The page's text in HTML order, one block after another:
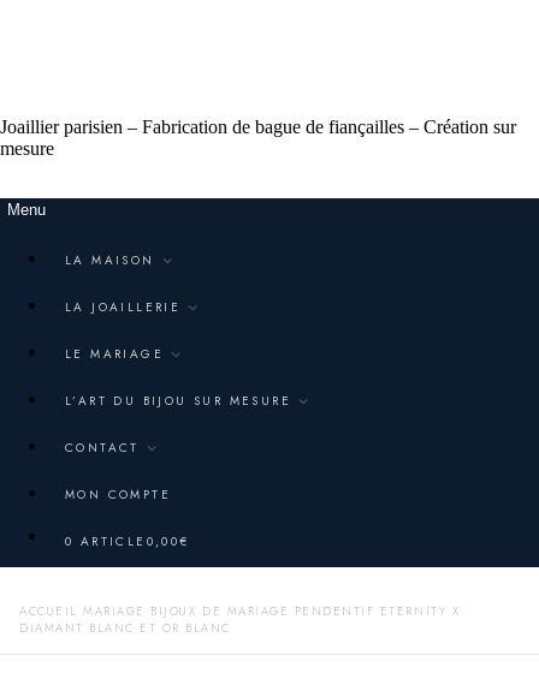
Joaillier parisien – Fabrication de bague de fiançailles – Création sur
mesure
Menu
LA MAISON
LA JOAILLERIE
LE MARIAGE
L’ART DU BIJOU SUR MESURE
CONTACT
MON COMPTE
0 ARTICLE 0,00€
ACCUEIL MARIAGE BIJOUX DE MARIAGE PENDENTIF ETERNITY X ·
DIAMANT BLANC ET OR BLANC